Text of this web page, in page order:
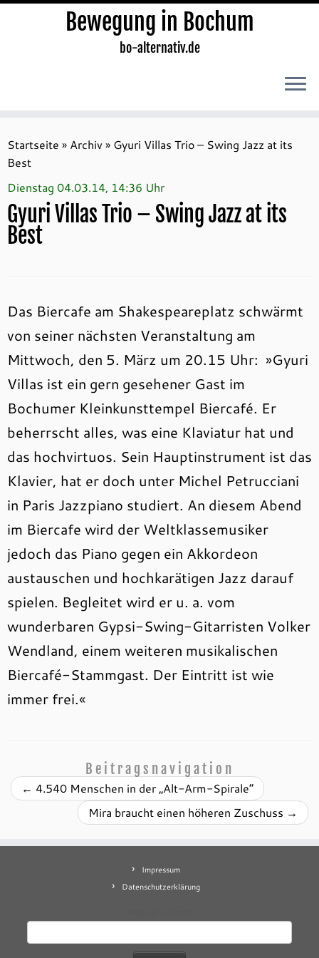
Inhalt
springen
Bewegung in Bochum
bo-alternativ.de
Startseite » Archiv » Gyuri Villas Trio – Swing Jazz at its
Best
Dienstag 04.03.14, 14:36 Uhr
Gyuri Villas Trio – Swing Jazz at its
Best
Das Biercafe am Shakespeareplatz schwärmt
von seiner nächsten Veranstaltung am
Mittwoch, den 5. März um 20.15 Uhr: »Gyuri
Villas ist ein gern gesehener Gast im
Bochumer Kleinkunsttempel Biercafé. Er
beherrscht alles, was eine Klaviatur hat und
das hochvirtuos. Sein Hauptinstrument ist das
Klavier, hat er doch unter Michel Petrucciani
in Paris Jazzpiano studiert. An diesem Abend
im Biercafe wird der Weltklassemusiker
jedoch das Piano gegen ein Akkordeon
austauschen und hochkarätigen Jazz darauf
spielen. Begleitet wird er u. a. vom
wunderbaren Gypsi-Swing-Gitarristen Volker
Wendland, einem weiteren musikalischen
Biercafé-Stammgast. Der Eintritt ist wie
immer frei.«
Beitragsnavigation
← 4.540 Menschen in der „Alt-Arm-Spirale“
Mira braucht einen höheren Zuschuss →
Impressum
Datenschutzerklärung